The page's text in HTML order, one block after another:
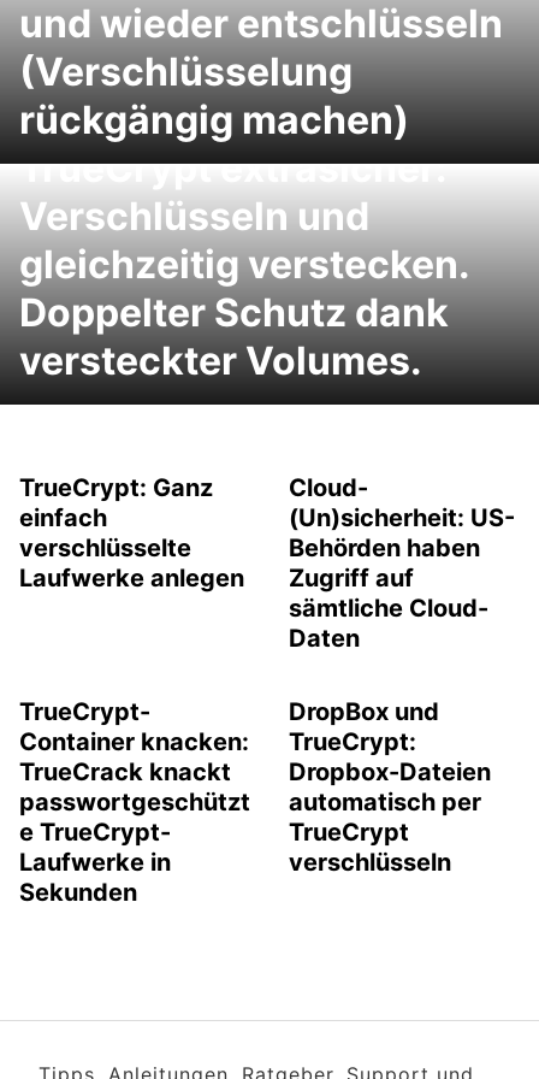
und wieder entschlüsseln
(Verschlüsselung
rückgängig machen)
TrueCrypt extrasicher:
Verschlüsseln und
gleichzeitig verstecken.
Doppelter Schutz dank
versteckter Volumes.
TrueCrypt: Ganz
einfach
verschlüsselte
Laufwerke anlegen
Cloud-
(Un)sicherheit: US-
Behörden haben
Zugriff auf
sämtliche Cloud-
Daten
TrueCrypt-
Container knacken:
TrueCrack knackt
passwortgeschützt
e TrueCrypt-
Laufwerke in
Sekunden
DropBox und
TrueCrypt:
Dropbox-Dateien
automatisch per
TrueCrypt
verschlüsseln
Tipps, Anleitungen, Ratgeber, Support und